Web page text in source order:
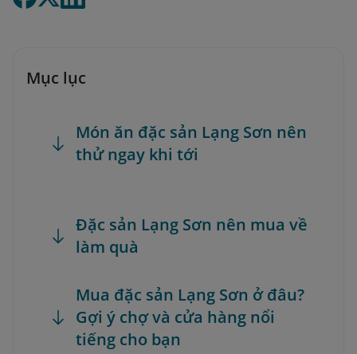
Mục lục
Món ăn đặc sản Lạng Sơn nên
thử ngay khi tới
Đặc sản Lạng Sơn nên mua về
làm quà
Mua đặc sản Lạng Sơn ở đâu?
Gợi ý chợ và cửa hàng nổi
tiếng cho bạn